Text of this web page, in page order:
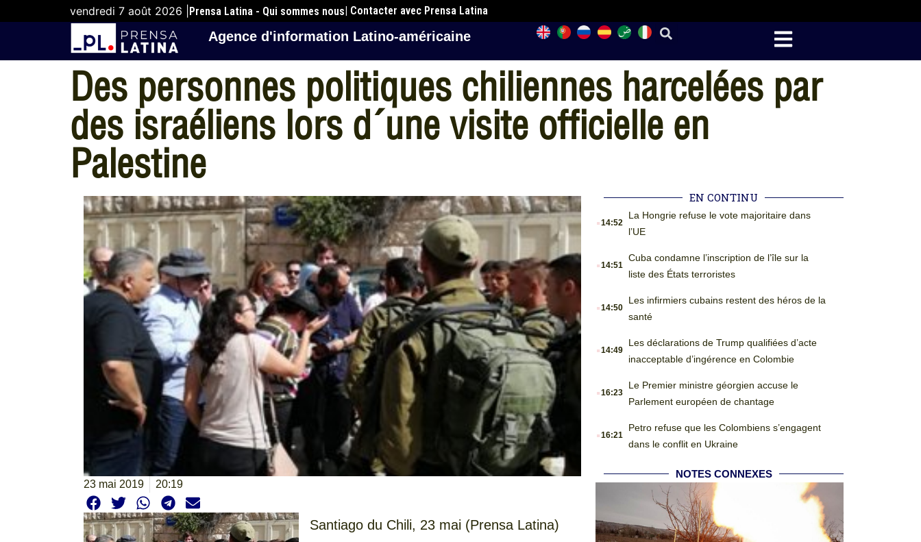
vendredi 7 août 2026 | Prensa Latina - Qui sommes nous| Contacter avec Prensa Latina
Agence d'information Latino-américaine
Des personnes politiques chiliennes harcelées par
des israéliens lors d´une visite officielle en
Palestine
23 mai 2019 20:19
Santiago du Chili, 23 mai (Prensa Latina)
EN CONTINU
.14:52
La Hongrie refuse le vote majoritaire dans
l’UE
.14:51
Cuba condamne l’inscription de l’île sur la
liste des États terroristes
.14:50
Les infirmiers cubains restent des héros de la
santé
.14:49
Les déclarations de Trump qualifiées d’acte
inacceptable d’ingérence en Colombie
.16:23
Le Premier ministre géorgien accuse le
Parlement européen de chantage
.16:21
Petro refuse que les Colombiens s’engagent
dans le conflit en Ukraine
NOTES CONNEXES